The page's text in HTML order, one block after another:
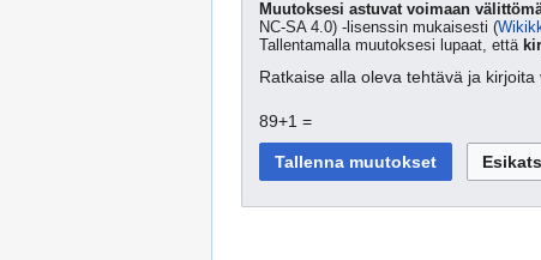
Muutoksesi astuvat voimaan
NC-SA 4.0) -lisenssin mukaisesti (
Tallentamalla muutoksesi lupaat, että
Ratkaise alla oleva tehtävä ja
89+1 =